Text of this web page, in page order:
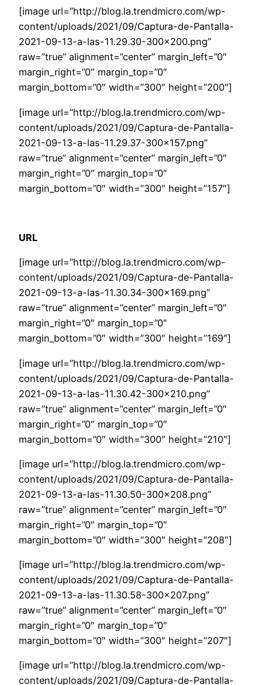
[image url=”http://blog.la.trendmicro.com/wp-
content/uploads/2021/09/Captura-de-Pantalla-
2021-09-13-a-las-11.29.30-300×200.png”
raw=”true” alignment=”center” margin_left=”0″
margin_right=”0″ margin_top=”0″
margin_bottom=”0″ width=”300″ height=”200″]
[image url=”http://blog.la.trendmicro.com/wp-
content/uploads/2021/09/Captura-de-Pantalla-
2021-09-13-a-las-11.29.37-300×157.png”
raw=”true” alignment=”center” margin_left=”0″
margin_right=”0″ margin_top=”0″
margin_bottom=”0″ width=”300″ height=”157″]
URL
[image url=”http://blog.la.trendmicro.com/wp-
content/uploads/2021/09/Captura-de-Pantalla-
2021-09-13-a-las-11.30.34-300×169.png”
raw=”true” alignment=”center” margin_left=”0″
margin_right=”0″ margin_top=”0″
margin_bottom=”0″ width=”300″ height=”169″]
[image url=”http://blog.la.trendmicro.com/wp-
content/uploads/2021/09/Captura-de-Pantalla-
2021-09-13-a-las-11.30.42-300×210.png”
raw=”true” alignment=”center” margin_left=”0″
margin_right=”0″ margin_top=”0″
margin_bottom=”0″ width=”300″ height=”210″]
[image url=”http://blog.la.trendmicro.com/wp-
content/uploads/2021/09/Captura-de-Pantalla-
2021-09-13-a-las-11.30.50-300×208.png”
raw=”true” alignment=”center” margin_left=”0″
margin_right=”0″ margin_top=”0″
margin_bottom=”0″ width=”300″ height=”208″]
[image url=”http://blog.la.trendmicro.com/wp-
content/uploads/2021/09/Captura-de-Pantalla-
2021-09-13-a-las-11.30.58-300×207.png”
raw=”true” alignment=”center” margin_left=”0″
margin_right=”0″ margin_top=”0″
margin_bottom=”0″ width=”300″ height=”207″]
[image url=”http://blog.la.trendmicro.com/wp-
content/uploads/2021/09/Captura-de-Pantalla-